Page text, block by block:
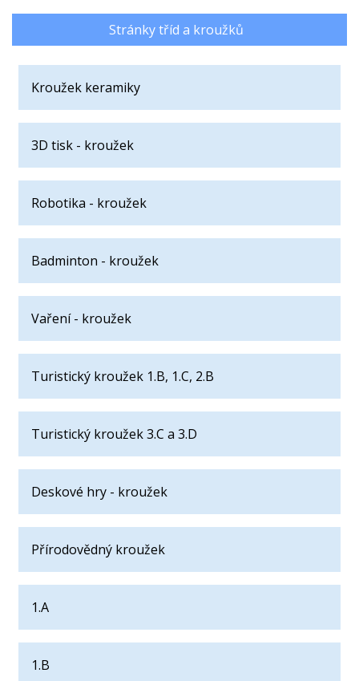
Stránky tříd a kroužků
Kroužek keramiky
3D tisk - kroužek
Robotika - kroužek
Badminton - kroužek
Vaření - kroužek
Turistický kroužek 1.B, 1.C, 2.B
Turistický kroužek 3.C a 3.D
Deskové hry - kroužek
Přírodovědný kroužek
1.A
1.B